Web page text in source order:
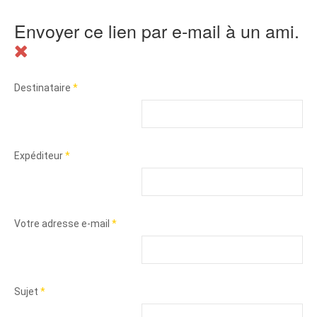
Envoyer ce lien par e-mail à un ami.
Destinataire *
Expéditeur*
Votre adresse e-mail *
Sujet *